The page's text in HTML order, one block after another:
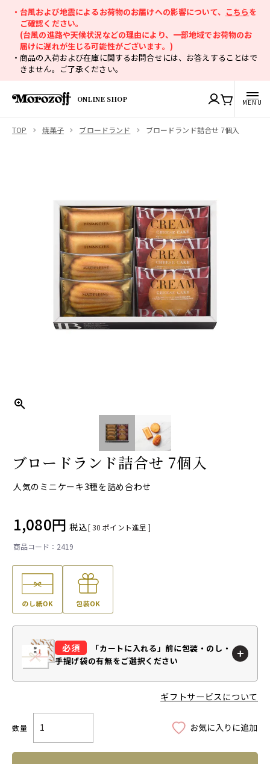
・台風および地震によるお荷物のお届けへの影響について、 こちらを
ご確認ください。
(台風の進路や天候状況などの理由により、一部地域でお荷物のお
届けに遅れが生じる可能性がございます。)
・商品の入荷および在庫に関するお問合せには、お答えすることはで
きません。ご了承ください。
ONLINE SHOP
TOP 焼菓子 ブロードランド ブロードランド詰合せ 7個入
ブロードランド詰合せ 7個入
人気のミニケーキ3種を詰め合わせ
1,080 税込[30 ポイント進呈 ]
2419
「カートに入れる」前に包装・のし・
手提げ袋の有無をご選択ください
ギフトサービスについて